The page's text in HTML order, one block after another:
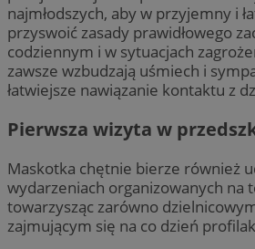
najmłodszych, aby w przyjemny i
przyswoić zasady prawidłowego
codziennym i w sytuacjach
zawsze wzbudzają uśmiech i
łatwiejsze nawiązanie kontaktu z
Pierwsza wizyta w
Maskotka chętnie bierze również
wydarzeniach organizowanych na
towarzysząc zarówno
zajmującym się na co dzień